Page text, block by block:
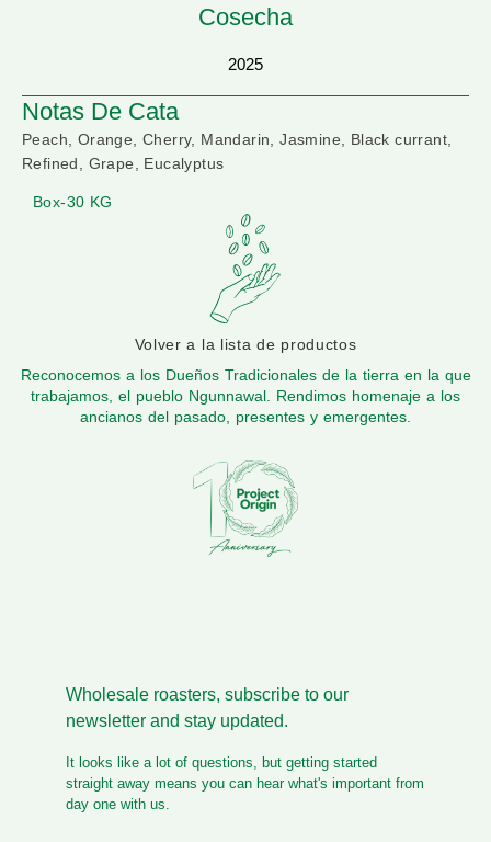
Cosecha
2025
Notas De Cata
Peach, Orange, Cherry, Mandarin, Jasmine, Black currant,
Refined, Grape, Eucalyptus
Box-30 KG
Volver a la lista de productos
Reconocemos a los Dueños Tradicionales de la tierra en la que
trabajamos, el pueblo Ngunnawal. Rendimos homenaje a los
ancianos del pasado, presentes y emergentes.